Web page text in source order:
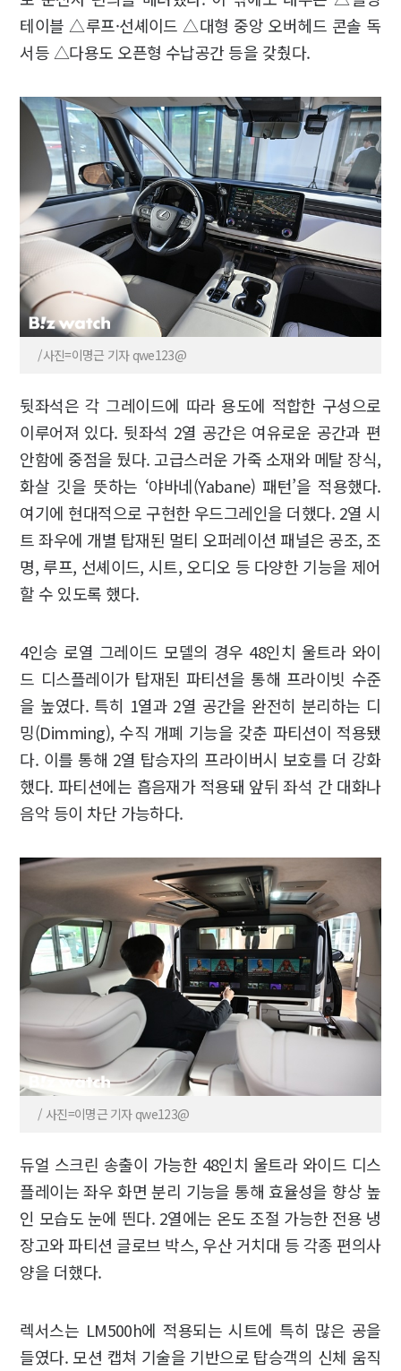
테이블 △루프·선셰이드 △대형 중앙 오버헤드 콘솔 독
서등 △다용도 오픈형 수납공간 등을 갖췄다.
/사진=이명근 기자 qwe123@
뒷좌석은 각 그레이드에 따라 용도에 적합한 구성으로
이루어져 있다. 뒷좌석 2열 공간은 여유로운 공간과 편
안함에 중점을 뒀다. 고급스러운 가죽 소재와 메탈 장식,
화살 깃을 뜻하는 ‘야바네(Yabane) 패턴’을 적용했다.
여기에 현대적으로 구현한 우드그레인을 더했다. 2열 시
트 좌우에 개별 탑재된 멀티 오퍼레이션 패널은 공조, 조
명, 루프, 선셰이드, 시트, 오디오 등 다양한 기능을 제어
할 수 있도록 했다.
4인승 로열 그레이드 모델의 경우 48인치 울트라 와이
드 디스플레이가 탑재된 파티션을 통해 프라이빗 수준
을 높였다. 특히 1열과 2열 공간을 완전히 분리하는 디
밍(Dimming), 수직 개폐 기능을 갖춘 파티션이 적용됐
다. 이를 통해 2열 탑승자의 프라이버시 보호를 더 강화
했다. 파티션에는 흡음재가 적용돼 앞뒤 좌석 간 대화나
음악 등이 차단 가능하다.
/ 사진=이명근 기자 qwe123@
듀얼 스크린 송출이 가능한 48인치 울트라 와이드 디스
플레이는 좌우 화면 분리 기능을 통해 효율성을 향상 높
인 모습도 눈에 띈다. 2열에는 온도 조절 가능한 전용 냉
장고와 파티션 글로브 박스, 우산 거치대 등 각종 편의사
양을 더했다.
렉서스는 LM500h에 적용되는 시트에 특히 많은 공을
들였다. 모션 캡쳐 기술을 기반으로 탑승객의 신체 움직